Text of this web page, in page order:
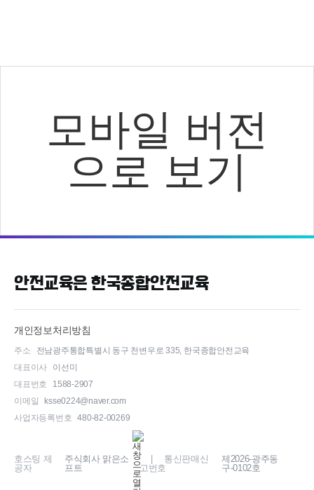
모바일 버전
으로 보기
안전교육은 한국종합안전교육
개인정보처리방침
주소
전남광주통합특별시 동구 천변우로 335, 한국종합안전교육
대표이사
이선미
대표번호
1588-2907
이메일
ksse0224@naver.com
사업자등록번호 480-82-00269
호스팅 제
공자
주식회사 맑은소
프트
| 통신판매신
고번호
제2026-광주동
구-0102호